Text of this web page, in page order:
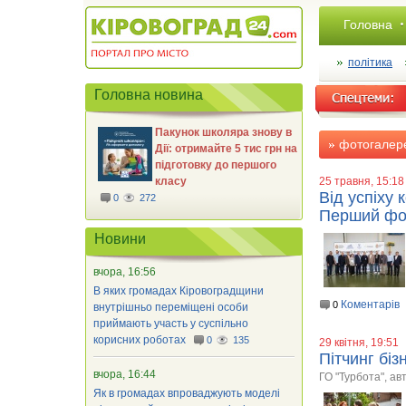
Головна
політика
25 травня, 15:18
Від успіху
Перший
0 Коментарів
29 квітня, 19:51
Пітчинг
ГО "Турбота",
Головна новина
Пакунок школяра знову в
Дії: отримайте 5 тис грн на
підготовку до першого
класу
0 272
Новини
вчора, 16:56
В яких громадах Кіровоградщини
внутрішньо переміщені особи
приймають участь у суспільно
корисних роботах
0 135
вчора, 16:44
Як в громадах впроваджують моделі